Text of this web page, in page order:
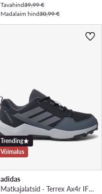
Tavahind39,99 €
Madalaim hind30,99 €
Trending
Võimalus
adidas
Matkajalatsid · Terrex Ax4r IF6525 · Must